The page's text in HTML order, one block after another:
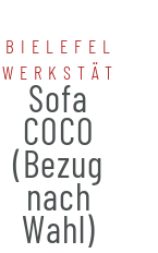
Sofa
COCO
(Bezug
nach
Wahl)